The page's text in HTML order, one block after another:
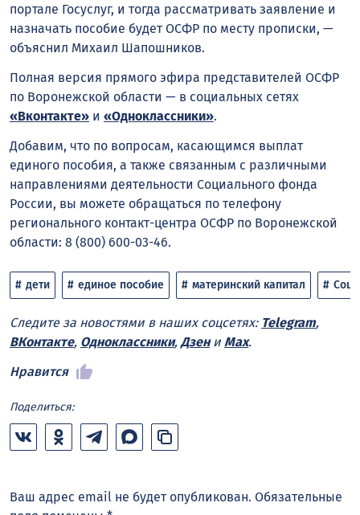
портале Госуслуг, и тогда рассматривать заявление и
назначать пособие будет ОСФР по месту прописки, —
объяснил Михаил Шапошников.
Полная версия прямого эфира представителей ОСФР
по Воронежской области — в социальных сетях
«Вконтакте» и «Одноклассники».
Добавим, что по вопросам, касающимся выплат
единого пособия, а также связанным с различными
направлениями деятельности Социального фонда
России, вы можете обращаться по телефону
регионального контакт-центра ОСФР по Воронежской
области: 8 (800) 600-03-46.
дети единое пособие материнский капитал
Следите за новостями в наших соцсетях: Telegram,
ВКонтакте, Одноклассники, Дзени Max.
Нравится
Поделиться:
Ваш адрес email не будет опубликован. Обязательные